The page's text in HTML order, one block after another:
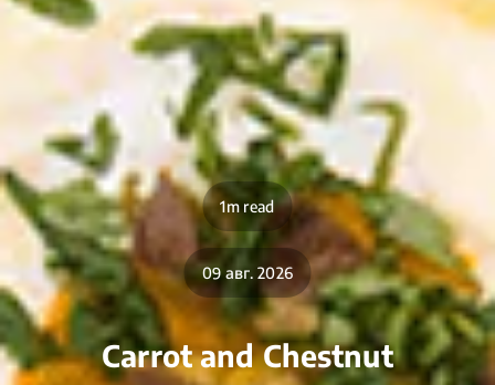
1m read
09 авг. 2026
Carrot and Chestnut